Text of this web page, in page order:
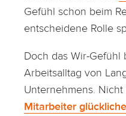
Gefühl schon beim
entscheidene Rolle
Doch das Wir-Gefühl
Arbeitsalltag von
Unternehmens.
Mitarbeiter